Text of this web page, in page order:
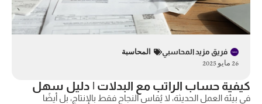
فريق مزيد المحاسبي
المحاسبة
26 مايو 2025
كيفية حساب الراتب مع البدلات | دليل سهل
في بيئة العمل الحديثة، لا يُقاس النجاح فقط بالإنتاج، بل أيضًا